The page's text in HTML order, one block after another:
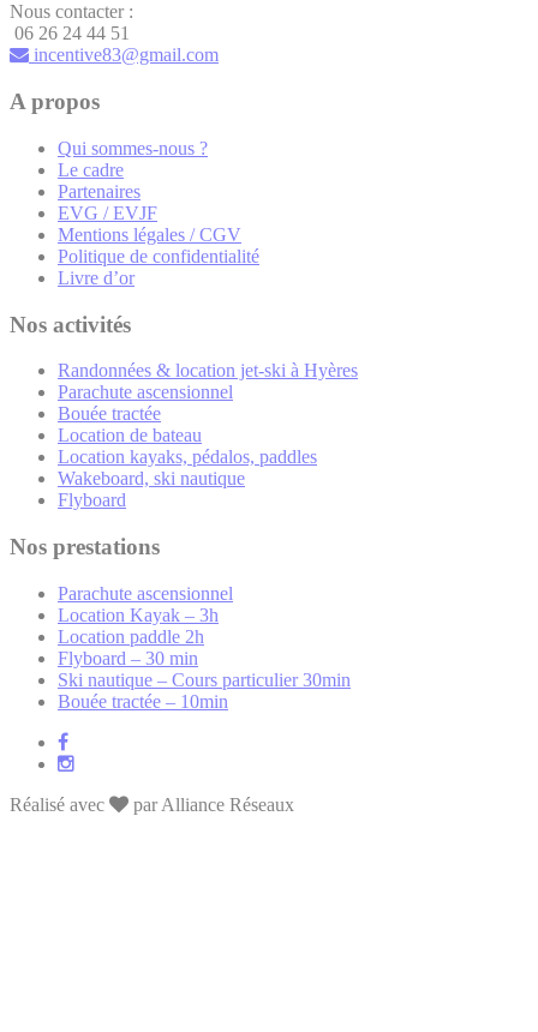
Nous contacter :
06 26 24 44 51
incentive83@gmail.com
A propos
Qui sommes-nous ?
Le cadre
Partenaires
EVG / EVJF
Mentions légales / CGV
Politique de confidentialité
Livre d’or
Nos activités
Randonnées & location jet-ski à Hyères
Parachute ascensionnel
Bouée tractée
Location de bateau
Location kayaks, pédalos, paddles
Wakeboard, ski nautique
Flyboard
Nos prestations
Parachute ascensionnel
Location Kayak – 3h
Location paddle 2h
Flyboard – 30 min
Ski nautique – Cours particulier 30min
Bouée tractée – 10min
Réalisé avec par Alliance Réseaux